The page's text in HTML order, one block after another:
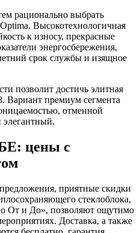
рационально выбрать
Высокотехнологичная
к износу, прекрасные
энергосбережения,
срок службы и изящное
позволит достичь элитная
Вариант премиум сегмента
отменной
элегантный.
цены с
приятные скидки
стеклоблока,
От и До», позволяют ощутимо
Доставка, а также